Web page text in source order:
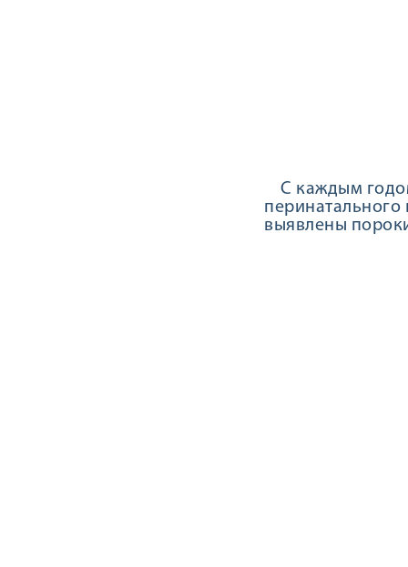
С каждым
выявлены